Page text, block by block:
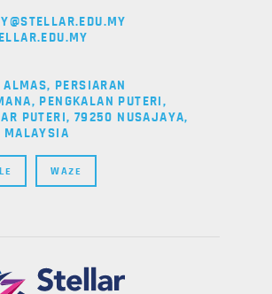
PERSIARAN
PENGKALAN PUTERI,
PUTERI, 79250 NUSAJAYA,
MALAYSIA
WAZE